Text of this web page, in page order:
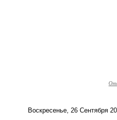
Воскресенье, 26 Сентября